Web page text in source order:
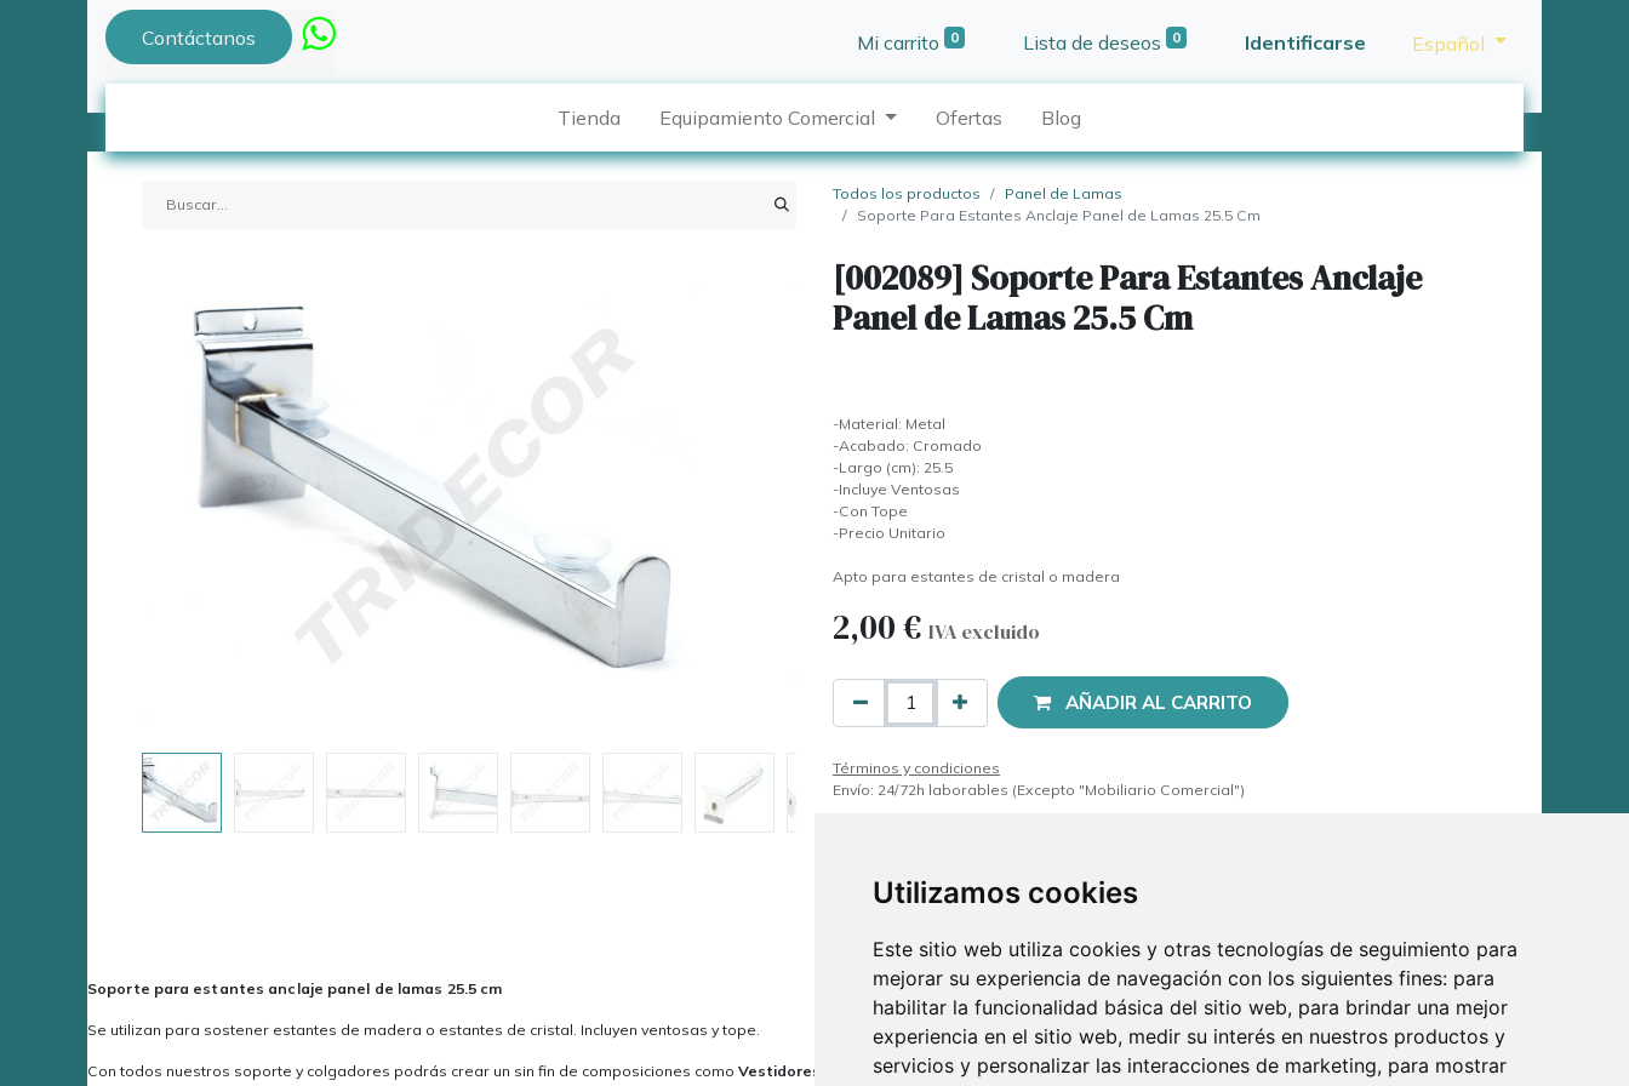
Utilizamos cookies
Este sitio web utiliza cookies y otras tecnologías de seguimiento para
mejorar su experiencia de navegación con los siguientes fines: para
habilitar la funcionalidad básica del sitio web, para brindar una mejor
experiencia en el sitio web, medir su interés en nuestros productos y
servicios y personalizar las interacciones de marketing, para mostrar
Contáctanos Mi carrito 0 Lista de deseos 0 Identificarse Español
Tienda Equipamiento Comercial Ofertas Blog
Todos los productos
Panel de Lamas
Soporte Para Estantes Anclaje Panel de Lamas 25.5 Cm
[002089] Soporte Para Estantes Anclaje
Panel de Lamas 25.5 Cm
-Material: Metal
-Acabado: Cromado
-Largo (cm): 25.5
-Incluye Ventosas
-Con Tope
-Precio Unitario
Apto para estantes de cristal o madera
2,00€ IVA excluido
AÑADIR AL CARRITO
Términos y condiciones
Envío: 24/72h laborables (Excepto "Mobiliario Comercial")
Soporte para estantes anclaje panel de lamas 25.5 cm
Se utilizan para sostener estantes de madera o estantes de cristal. Incluyen ventosas y tope.
Con todos nuestros soporte y colgadores podrás crear un sin fin de composiciones como Vestidores estanterías para tiendas.